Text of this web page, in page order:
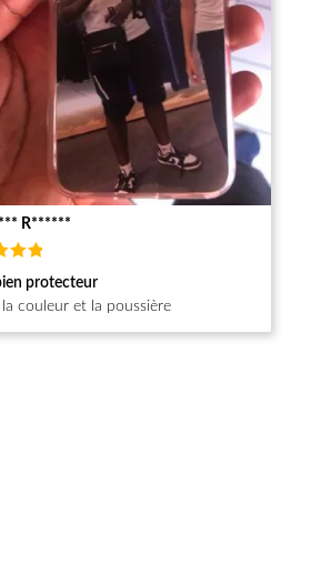
R******
protecteur
la couleur et la poussière